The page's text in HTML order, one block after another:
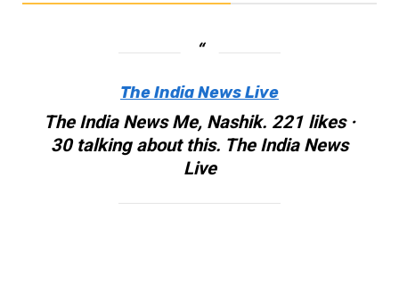
The India News Live
The India News Me, Nashik. 221 likes ·
30 talking about this. The India News
Live